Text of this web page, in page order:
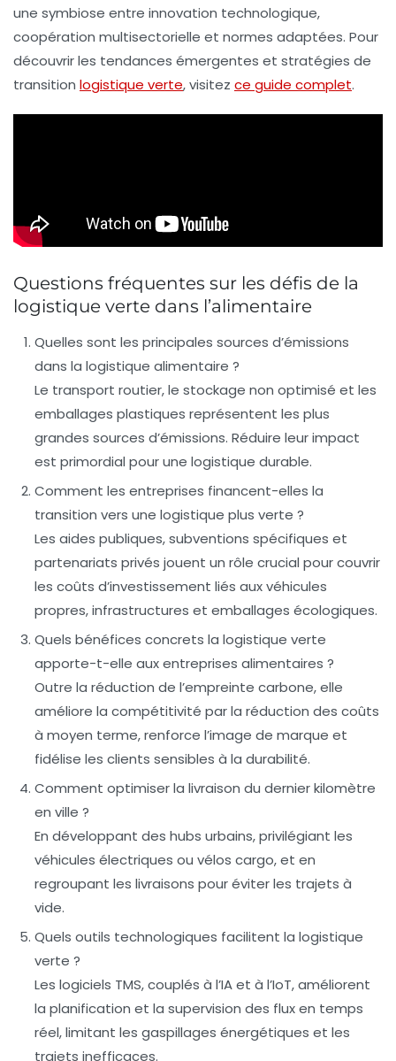
une symbiose entre innovation technologique,
coopération multisectorielle et normes adaptées. Pour
découvrir les tendances émergentes et stratégies de
transition logistique verte, visitez ce guide complet.
Questions fréquentes sur les défis de la
logistique verte dans l’alimentaire
Quelles sont les principales sources d’émissions
dans la logistique alimentaire ?
Le transport routier, le stockage non optimisé et les
emballages plastiques représentent les plus
grandes sources d’émissions. Réduire leur impact
est primordial pour une logistique durable.
Comment les entreprises financent-elles la
transition vers une logistique plus verte ?
Les aides publiques, subventions spécifiques et
partenariats privés jouent un rôle crucial pour couvrir
les coûts d’investissement liés aux véhicules
propres, infrastructures et emballages écologiques.
Quels bénéfices concrets la logistique verte
apporte-t-elle aux entreprises alimentaires ?
Outre la réduction de l’empreinte carbone, elle
améliore la compétitivité par la réduction des coûts
à moyen terme, renforce l’image de marque et
fidélise les clients sensibles à la durabilité.
Comment optimiser la livraison du dernier kilomètre
en ville ?
En développant des hubs urbains, privilégiant les
véhicules électriques ou vélos cargo, et en
regroupant les livraisons pour éviter les trajets à
vide.
Quels outils technologiques facilitent la logistique
verte ?
Les logiciels TMS, couplés à l’IA et à l’IoT, améliorent
la planification et la supervision des flux en temps
réel, limitant les gaspillages énergétiques et les
trajets inefficaces.